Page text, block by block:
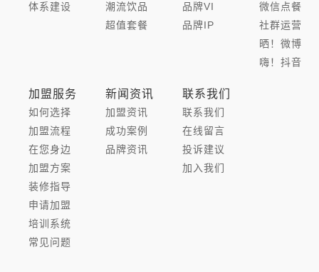
体系建设
潮流饮品
超值套餐
品牌VI
品牌IP
微信点餐
社群运营
晒！微博
嗨！抖音
加盟服务
如何选择
加盟流程
在您身边
加盟方案
装修指导
申请加盟
培训系统
常见问题
新闻资讯
加盟资讯
成功案例
品牌资讯
联系我们
联系我们
在线留言
投诉建议
加入我们